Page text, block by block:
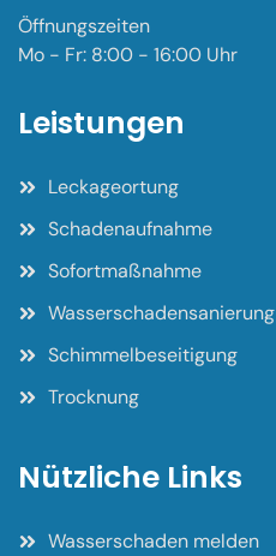
Öffnungszeiten
Mo - Fr: 8:00 - 16:00 Uhr
Leistungen
Leckageortung
Schadenaufnahme
Sofortmaßnahme
Wasserschadensanierung
Schimmelbeseitigung
Trocknung
Nützliche Links
Wasserschaden melden